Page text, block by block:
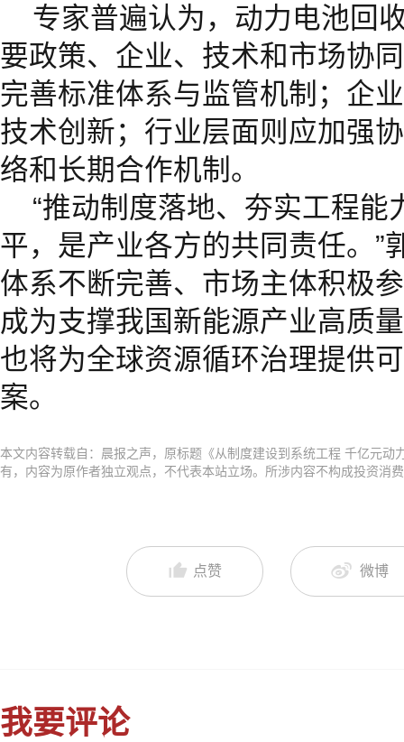
专家普遍认为，动力电池回
要政策、企业、技术和市场协
完善标准体系与监管机制；企
技术创新；行业层面则应加强
络和长期合作机制。
“推动制度落地、夯实工程能
平，是产业各方的共同责任。”
体系不断完善、市场主体积极
成为支撑我国新能源产业高质
也将为全球资源循环治理提供
案。
本文内容转载自：晨报之声，原标题《从制度建设到系统工程 千亿元
有，内容为原作者独立观点，不代表本站立场。所涉内容不构成投资消
点赞 微博
我要评论